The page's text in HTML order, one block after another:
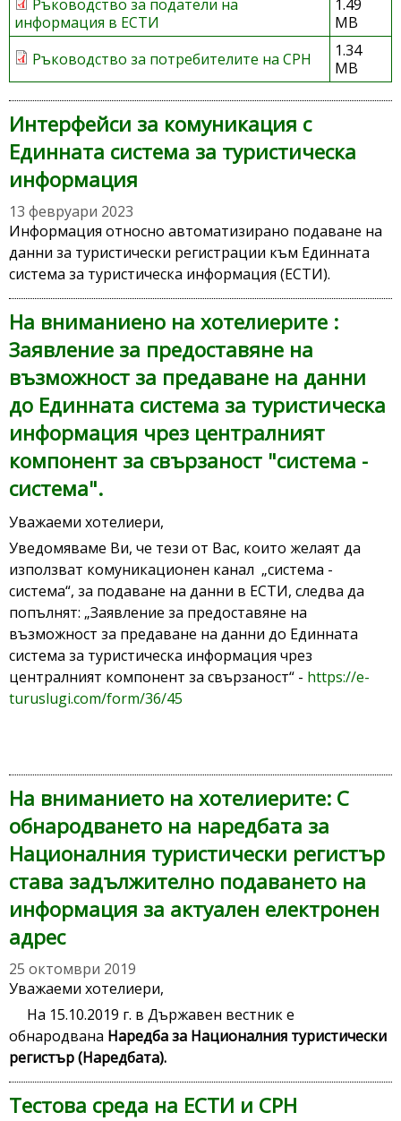
Ръководство за податели на
информация в ЕСТИ
1.49
MB
Ръководство за потребителите на СРН
1.34
MB
Интерфейси за комуникация с
Единната система за туристическа
информация
13 февруари 2023
Информация относно автоматизирано подаване на
данни за туристически регистрации към Единната
система за туристическа информация (ЕСТИ).
На вниманиено на хотелиерите :
Заявление за предоставяне на
възможност за предаване на данни
до Единната система за туристическа
информация чрез централният
компонент за свързаност "система -
система".
Уважаеми хотелиери,
Уведомяваме Ви, че тези от Вас, които желаят да
използват комуникационен канал „система -
система“, за подаване на данни в ЕСТИ, следва да
попълнят: „Заявление за предоставяне на
възможност за предаване на данни до Единната
система за туристическа информация чрез
централният компонент за свързаност“ - https://e-
turuslugi.com/form/36/45
На вниманието на хотелиерите: С
обнародването на наредбата за
Националния туристически регистър
става задължително подаването на
информация за актуален електронен
адрес
25 октомври 2019
Уважаеми хотелиери,
На 15.10.2019 г. в Държавен вестник е
обнародвана Наредба за Националния туристически
регистър(Наредбата).
Тестова среда на ЕСТИ и СРН